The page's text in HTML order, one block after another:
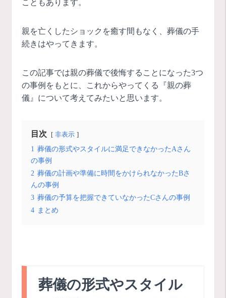
こともあります。
親を亡くしたショックを癒す間もなく、葬儀の手
続きはやってきます。
この記事では親の葬儀で後悔することになった3つ
の事例をもとに、これからやってくる『親の葬
儀』について考えてみたいと思います。
目次 非表示
1 葬儀の形式やスタイルに満足できなかったAさん
の事例
2 葬儀の計画や準備に時間をかけられなかったBさ
んの事例
3 葬儀の予算を把握できていなかったCさんの事例
4 まとめ
葬儀の形式やスタイル